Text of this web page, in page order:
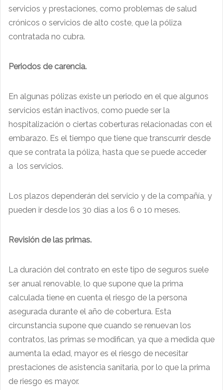
servicios y prestaciones, como problemas de salud
crónicos o servicios de alto coste, que la póliza
contratada no cubra.
Periodos de carencia.
En algunas pólizas existe un periodo en el que algunos
servicios están inactivos, como puede ser la
hospitalización o ciertas coberturas relacionadas con el
embarazo. Es el tiempo que tiene que transcurrir desde
que se contrata la póliza, hasta que se puede acceder
a los servicios.
Los plazos dependerán del servicio y de la compañía, y
pueden ir desde los 30 días a los 6 o 10 meses.
Revisión de las primas.
La duración del contrato en este tipo de seguros suele
ser anual renovable, lo que supone que la prima
calculada tiene en cuenta el riesgo de la persona
asegurada durante el año de cobertura. Esta
circunstancia supone que cuando se renuevan los
contratos, las primas se modifican, ya que a medida que
aumenta la edad, mayor es el riesgo de necesitar
prestaciones de asistencia sanitaria, por lo que la prima
de riesgo es mayor.